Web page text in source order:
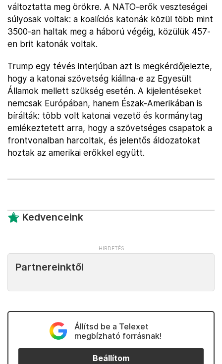
változtatta meg örökre. A NATO-erők veszteségei
súlyosak voltak: a koalíciós katonák közül több mint
3500-an haltak meg a háború végéig, közülük 457-
en brit katonák voltak.
Trump egy tévés interjúban azt is megkérdőjelezte,
hogy a katonai szövetség kiállna-e az Egyesült
Államok mellett szükség esetén. A kijelentéseket
nemcsak Európában, hanem Észak-Amerikában is
bírálták: több volt katonai vezető és kormánytag
emlékeztetett arra, hogy a szövetséges csapatok a
frontvonalban harcoltak, és jelentős áldozatokat
hoztak az amerikai erőkkel együtt.
Kedvenceink
Partnereinktől
Állítsd be a Telexet
megbízható forrásnak!
Beállítom